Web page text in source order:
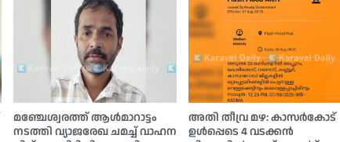
മഞ്ചേശ്വരത്ത് ആൾമാറാട്ടം
നടത്തി വ്യാജരേഖ ചമച്ച് വാഹന
അതി തീവ്ര മഴ: കാസര്‍കോട്
ഉള്‍പ്പെടെ 4 വടക്കന്‍